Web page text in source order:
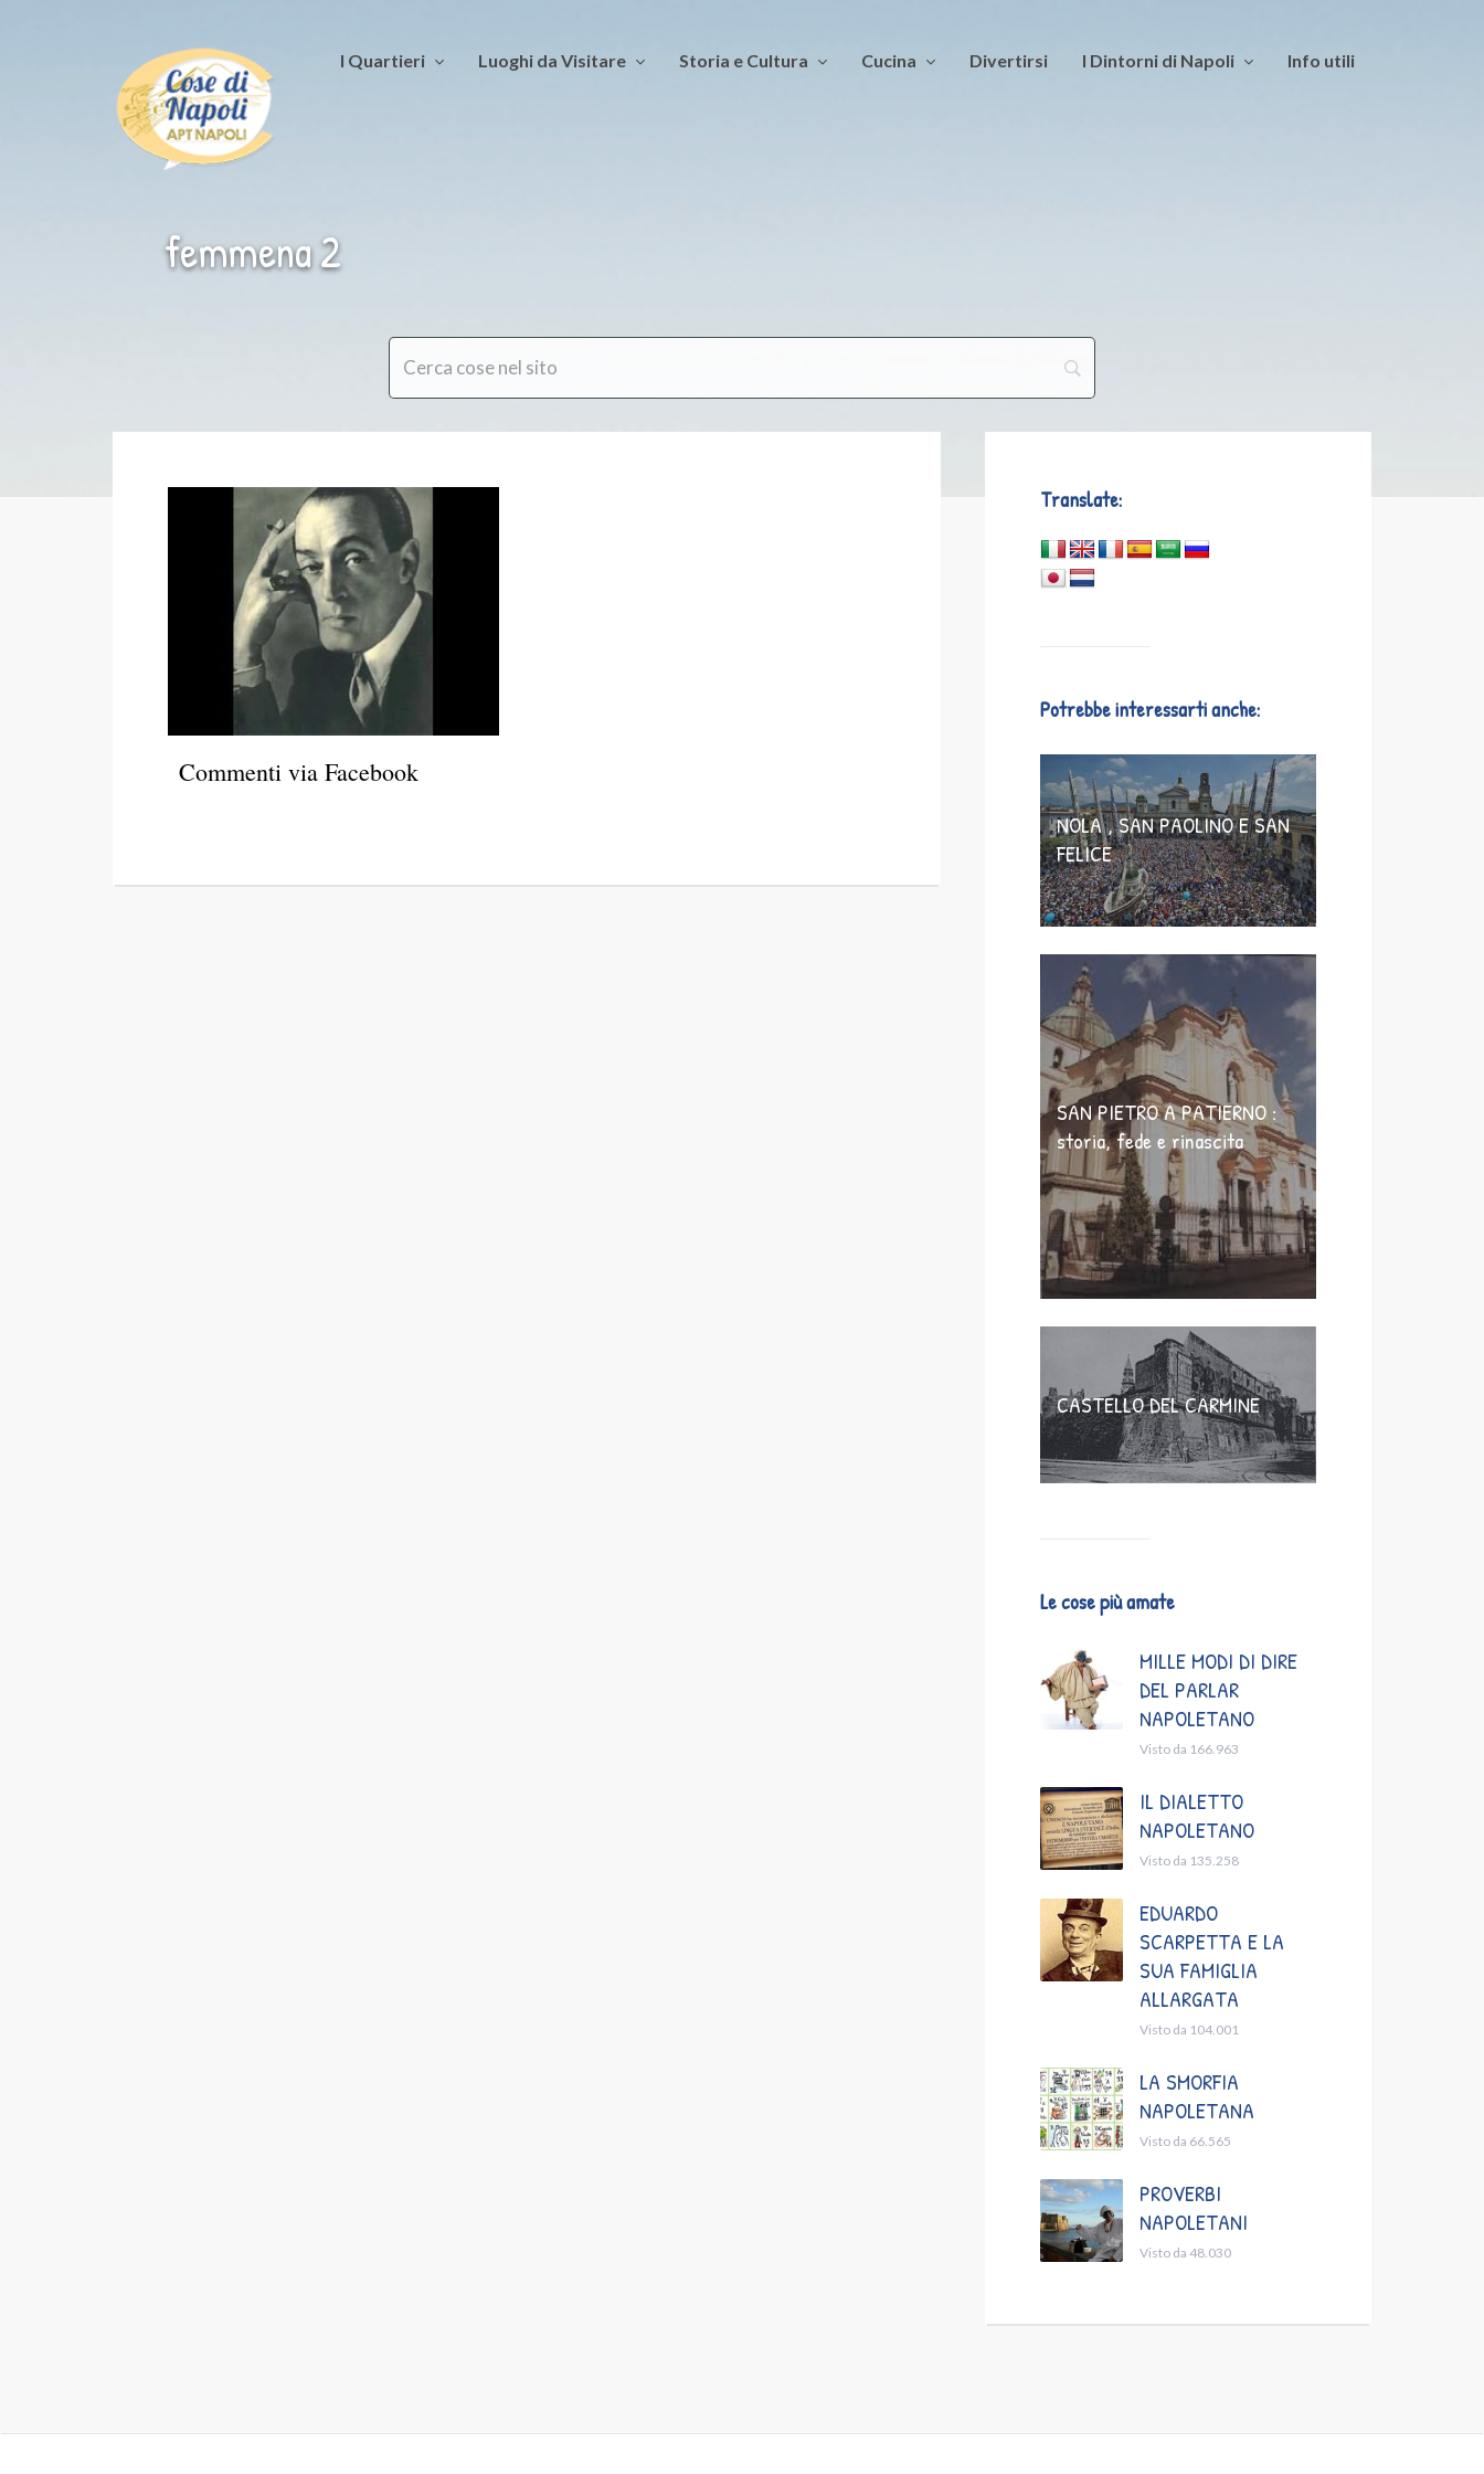
I Quartieri Luoghi da Visitare Storia e Cultura Cucina Divertirsi I Dintorni di Napoli Info utili
femmena 2
Commenti via Facebook
Translate:
Potrebbe interessarti anche:
NOLA , SAN PAOLINO E SAN
FELICE
SAN PIETRO A PATIERNO :
storia, fede e rinascita
CASTELLO DEL CARMINE
Le cose più amate
MILLE MODI DI DIRE
DEL PARLAR
NAPOLETANO
Visto da 166.963
IL DIALETTO
NAPOLETANO
Visto da 135.258
EDUARDO
SCARPETTA E LA
SUA FAMIGLIA
ALLARGATA
Visto da 104.001
LA SMORFIA
NAPOLETANA
Visto da 66.565
PROVERBI
NAPOLETANI
Visto da 48.030